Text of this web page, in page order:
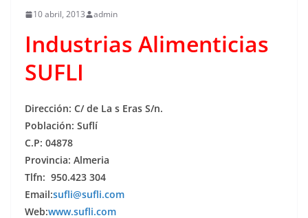
10 abril, 2013 admin
Industrias Alimenticias
SUFLI
Dirección: C/ de La s Eras S/n.
Población: Suflí
C.P: 04878
Provincia: Almeria
Tlfn: 950.423 304
Email:sufli@sufli.com
Web:www.sufli.com